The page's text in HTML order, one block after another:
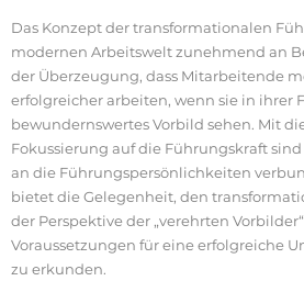
Das Konzept der transformationalen
modernen Arbeitswelt zunehmend an
der Überzeugung, dass Mitarbeitende
erfolgreicher arbeiten, wenn sie in ihrer
bewundernswertes Vorbild sehen. Mit
Fokussierung auf die Führungskraft
an die Führungspersönlichkeiten
bietet die Gelegenheit, den
der Perspektive der „verehrten
Voraussetzungen für eine erfolgreiche
zu erkunden.